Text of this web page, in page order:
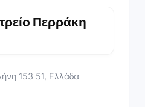
Περράκη
153 51, Ελλάδα